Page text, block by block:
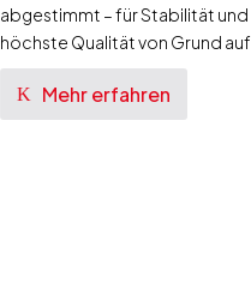
abgestimmt – für Stabilität und
höchste Qualität von Grund auf.
Mehr erfahren